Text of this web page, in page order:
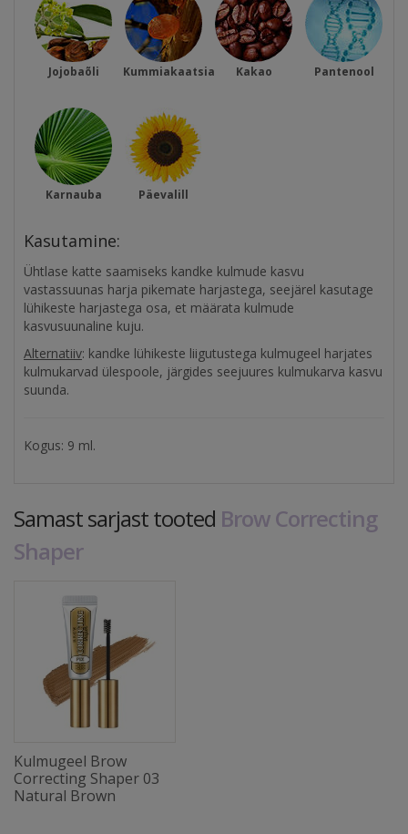
Jojobaõli Kummiakaatsia Kakao Pantenool
Karnauba Päevalill
Kasutamine:
Ühtlase katte saamiseks kandke kulmude kasvu
vastassuunas harja pikemate harjastega, seejärel kasutage
lühikeste harjastega osa, et määrata kulmude
kasvusuunaline kuju.
Alternatiiv: kandke lühikeste liigutustega kulmugeel harjates
kulmukarvad ülespoole, järgides seejuures kulmukarva kasvu
suunda.
Kogus: 9 ml.
Samast sarjast tooted Brow Correcting
Shaper
Kulmugeel Brow
Correcting Shaper 03
Natural Brown